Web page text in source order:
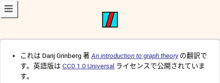
これは Darij Grinberg 著 An introduction to graph theoryの翻訳で
す。英語版は CC0 1.0 Universal ライセンスで公開されていま
す。